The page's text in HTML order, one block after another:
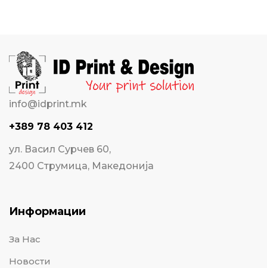
info@idprint.mk
+389 78 403 412
ул. Васил Сурчев 60,
2400 Струмица, Македонија
Информации
За Нас
Новости